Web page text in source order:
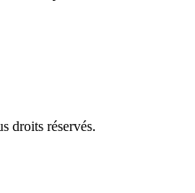
droits réservés.